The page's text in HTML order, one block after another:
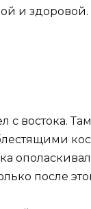
и
с востока.
после